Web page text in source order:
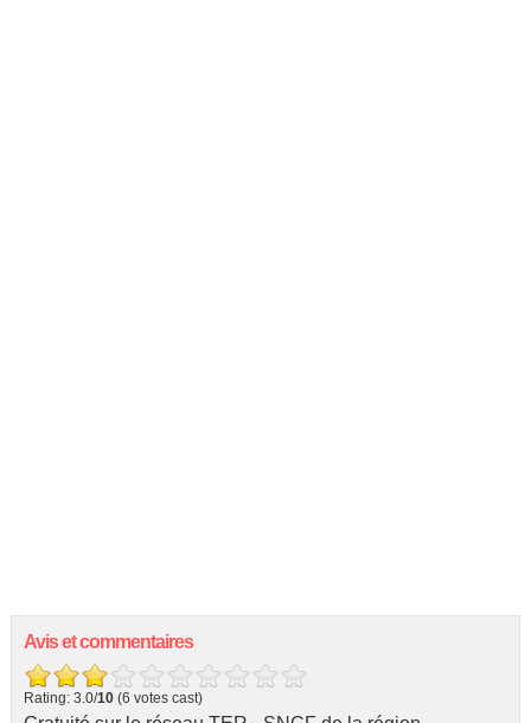
Avis et commentaires
Rating: 3.0/10(6 votes cast)